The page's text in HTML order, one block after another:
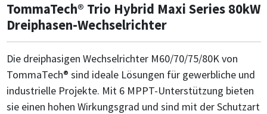
TommaTech® Trio Hybrid Maxi Series 80kW
Dreiphasen-Wechselrichter
Die dreiphasigen Wechselrichter M60/70/75/80K von
TommaTech® sind ideale Lösungen für gewerbliche und
industrielle Projekte. Mit 6 MPPT-Unterstützung bieten
sie einen hohen Wirkungsgrad und sind mit der Schutzart